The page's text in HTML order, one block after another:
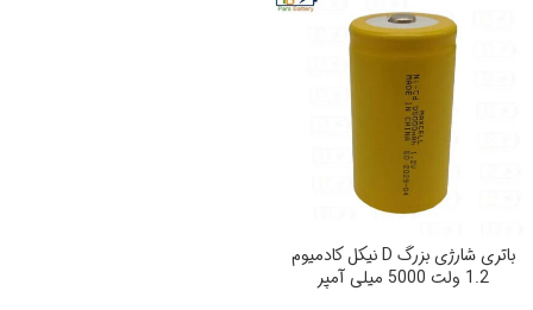
باتری شارژی بزرگ D نیکل کادمیوم
1.2 ولت 5000 میلی آمپر